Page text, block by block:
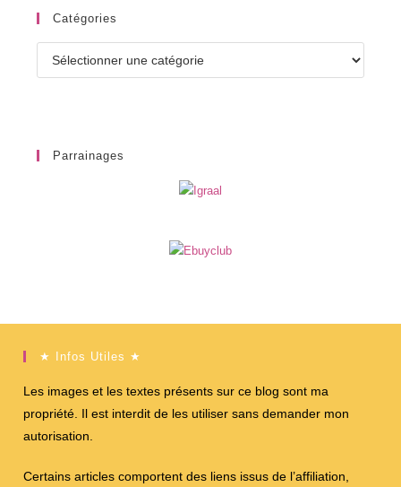
Catégories
Catégories
Parrainages
★ Infos Utiles ★
Les images et les textes présents sur ce blog sont ma
propriété. Il est interdit de les utiliser sans demander mon
autorisation.
Certains articles comportent des liens issus de l’affiliation,